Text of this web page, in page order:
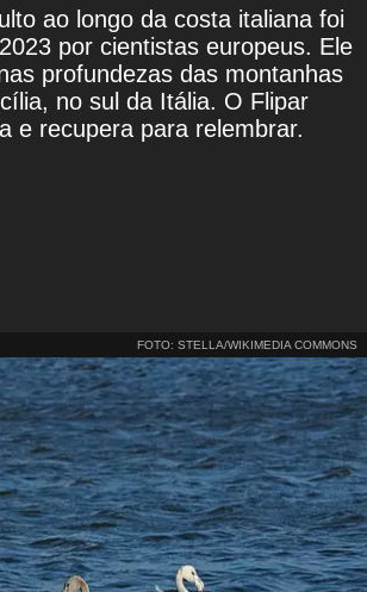
ao longo da costa italiana foi
por cientistas europeus. Ele
profundezas das montanhas
no sul da Itália. O Flipar
e recupera para relembrar.
FOTO: STELLA/WIKIMEDIA COMMONS